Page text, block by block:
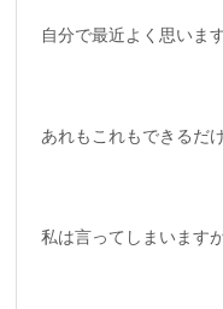
自分で最近よく思います
あれもこれもできるだ
私は言ってしまいます